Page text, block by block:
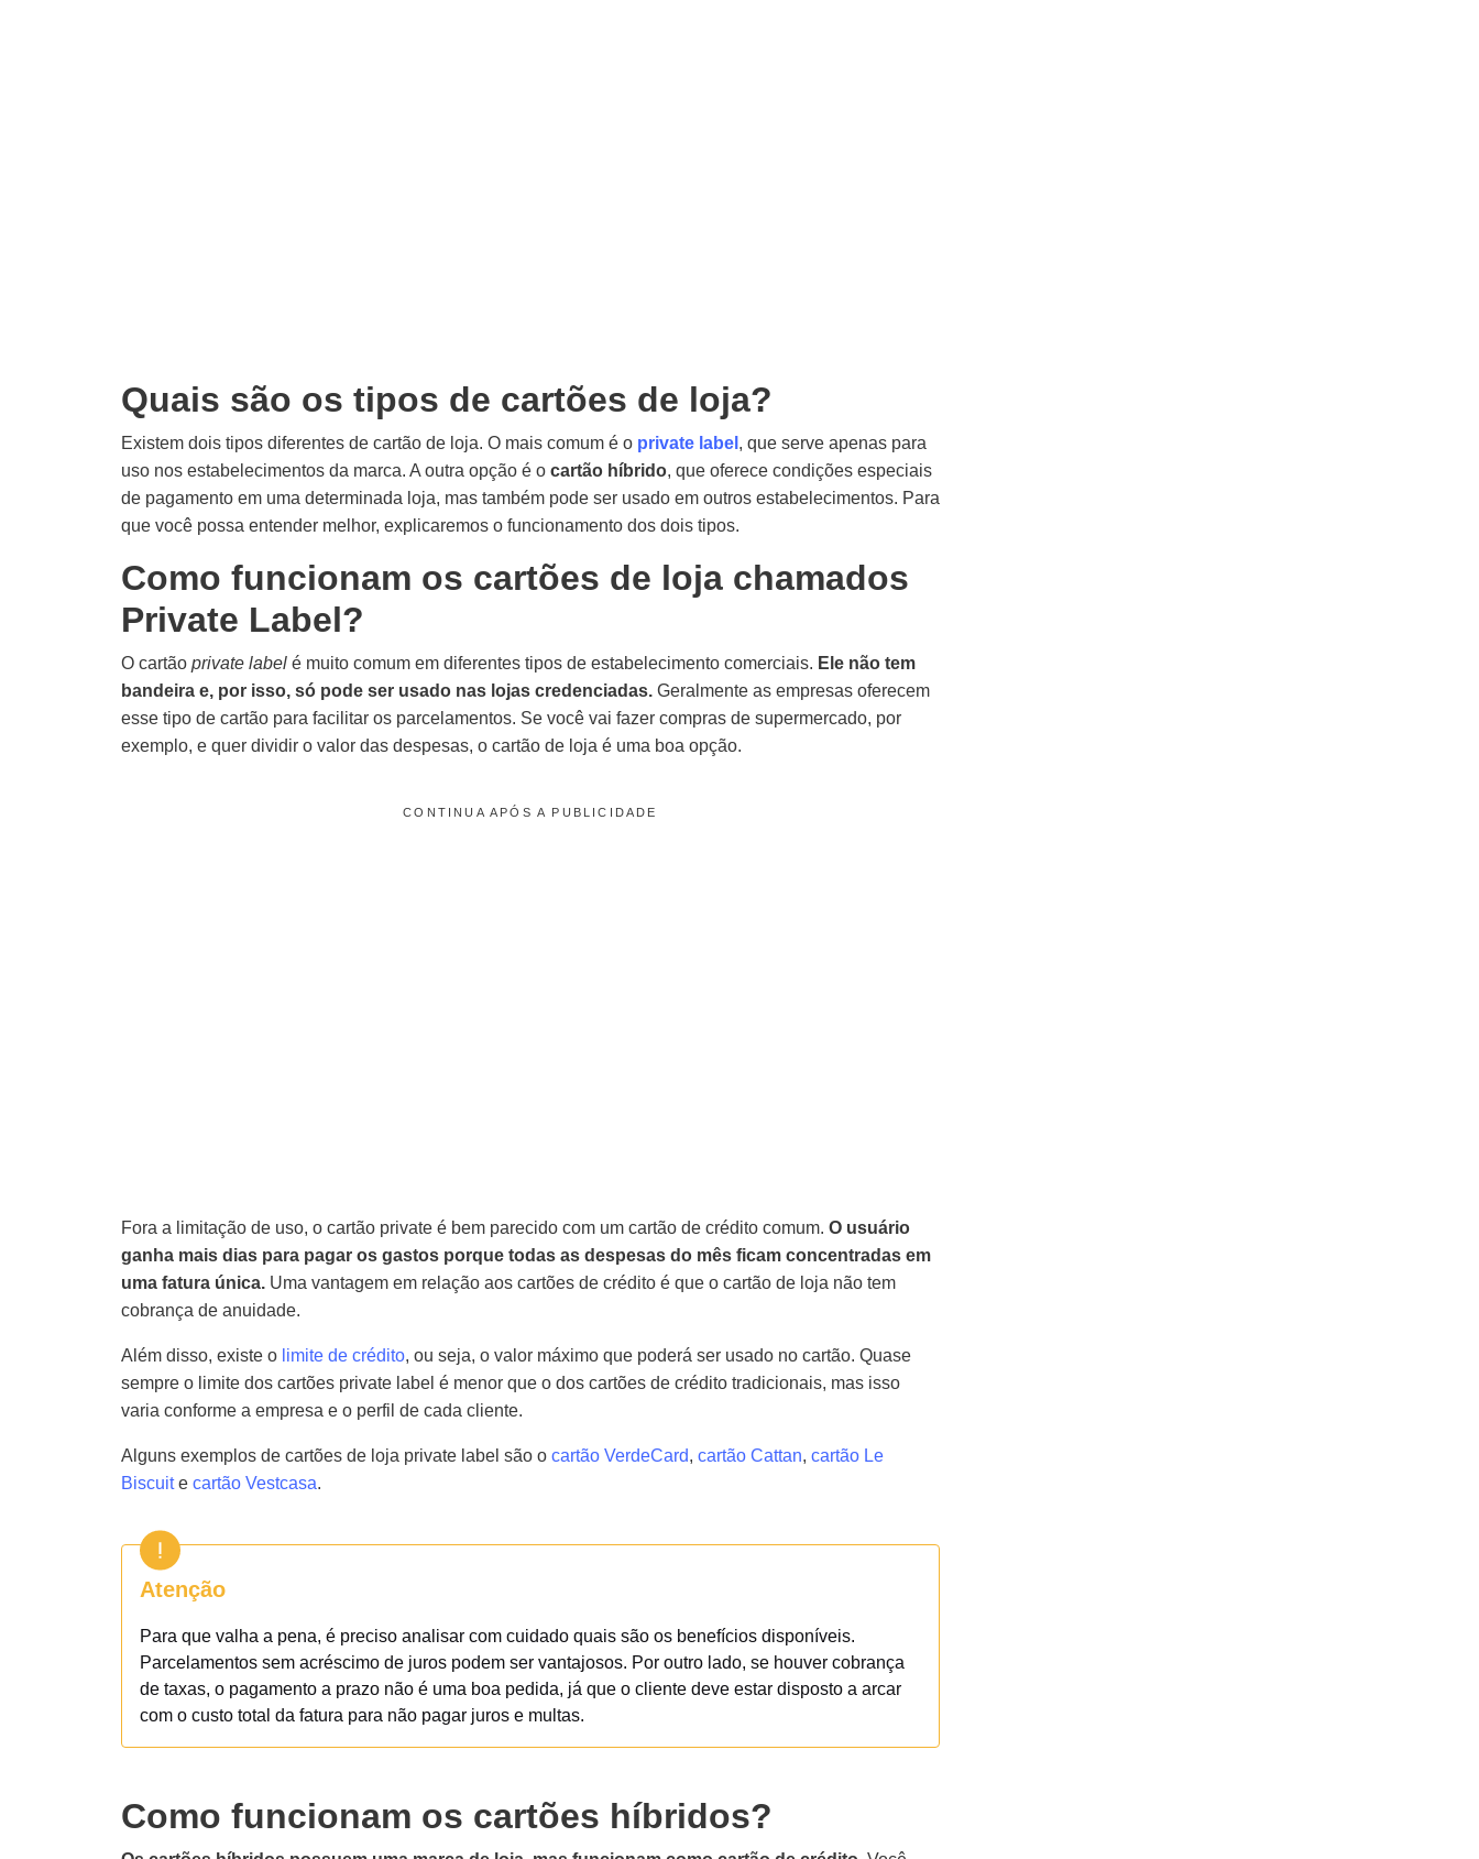
Quais são os tipos de cartões de loja?
Existem dois tipos diferentes de cartão de loja. O mais comum é o private label , que serve apenas para
uso nos estabelecimentos da marca. A outra opção é o cartão híbrido, que oferece condições especiais
de pagamento em uma determinada loja, mas também pode ser usado em outros estabelecimentos. Para
que você possa entender melhor, explicaremos o funcionamento dos dois tipos.
Como funcionam os cartões de loja chamados
Private Label?
O cartão private label é muito comum em diferentes tipos de estabelecimento comerciais. Ele não tem
bandeira e, por isso, só pode ser usado nas lojas credenciadas. Geralmente as empresas oferecem
esse tipo de cartão para facilitar os parcelamentos. Se você vai fazer compras de supermercado, por
exemplo, e quer dividir o valor das despesas, o cartão de loja é uma boa opção.
CONTINUA APÓS A PUBLICIDADE
Fora a limitação de uso, o cartão private é bem parecido com um cartão de crédito comum. O usuário
ganha mais dias para pagar os gastos porque todas as despesas do mês ficam concentradas em
uma fatura única. Uma vantagem em relação aos cartões de crédito é que o cartão de loja não tem
cobrança de anuidade.
Além disso, existe o limite de crédito, ou seja, o valor máximo que poderá ser usado no cartão. Quase
sempre o limite dos cartões private label é menor que o dos cartões de crédito tradicionais, mas isso
varia conforme a empresa e o perfil de cada cliente.
Alguns exemplos de cartões de loja private label são o cartão VerdeCard, cartão Cattan, cartão Le
Biscuite cartão Vestcasa.
Atenção
Para que valha a pena, é preciso analisar com cuidado quais são os benefícios disponíveis.
Parcelamentos sem acréscimo de juros podem ser vantajosos. Por outro lado, se houver cobrança
de taxas, o pagamento a prazo não é uma boa pedida, já que o cliente deve estar disposto a arcar
com o custo total da fatura para não pagar juros e multas.
Como funcionam os cartões híbridos?